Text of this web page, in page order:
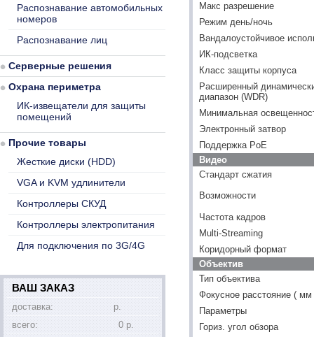
Макс разрешение
Режим день/ночь
Вандалоустойчивое
ИК-подсветка
Класс защиты корпуса
Расширенный
диапазон (WDR)
Минимальная
Электронный затвор
Поддержка PoE
Видео
Стандарт сжатия
Возможности
Частота кадров
Multi-Streaming
Коридорный формат
Объектив
Тип объектива
Фокусное расстояние ( мм
Параметры
Гориз. угол обзора
Распознавание автомобильных
номеров
Распознавание лиц
Серверные решения
Охрана периметра
ИК-извещатели для защиты
помещений
Прочие товары
Жесткие диски (HDD)
VGA и KVM удлинители
Контроллеры СКУД
Контроллеры электропитания
Для подключения по 3G/4G
ВАШ ЗАКАЗ
доставка:
р.
всего:
0 р.